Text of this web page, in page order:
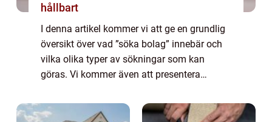
hållbart
I denna artikel kommer vi att ge en grundlig
översikt över vad ”söka bolag” innebär och
vilka olika typer av sökningar som kan
göras. Vi kommer även att presentera
deras unika egens...